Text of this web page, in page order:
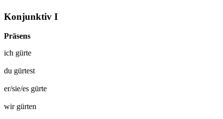
Konjunktiv I
Präsens
ich gürte
du gürtest
er/sie/es gürte
wir gürten